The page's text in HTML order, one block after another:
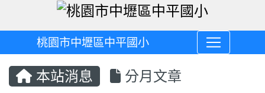
桃園市中壢區中平國小
本站消息 分月文章